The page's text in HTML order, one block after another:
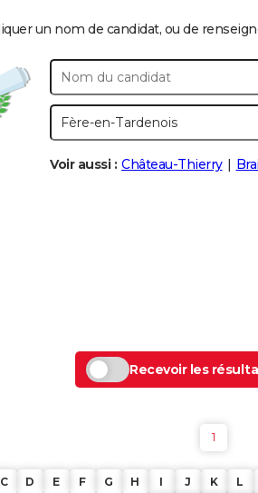
un nom de candidat, ou de
Voir aussi : Château-Thierry
Recevoir les
1
C D E F G H I J K L